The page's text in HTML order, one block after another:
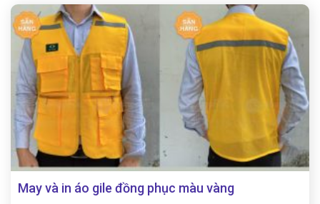
May và in áo gile đồng phục màu vàng